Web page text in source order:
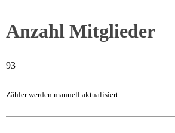
Anzahl Mitglieder
93
Zähler werden manuell aktualisiert.